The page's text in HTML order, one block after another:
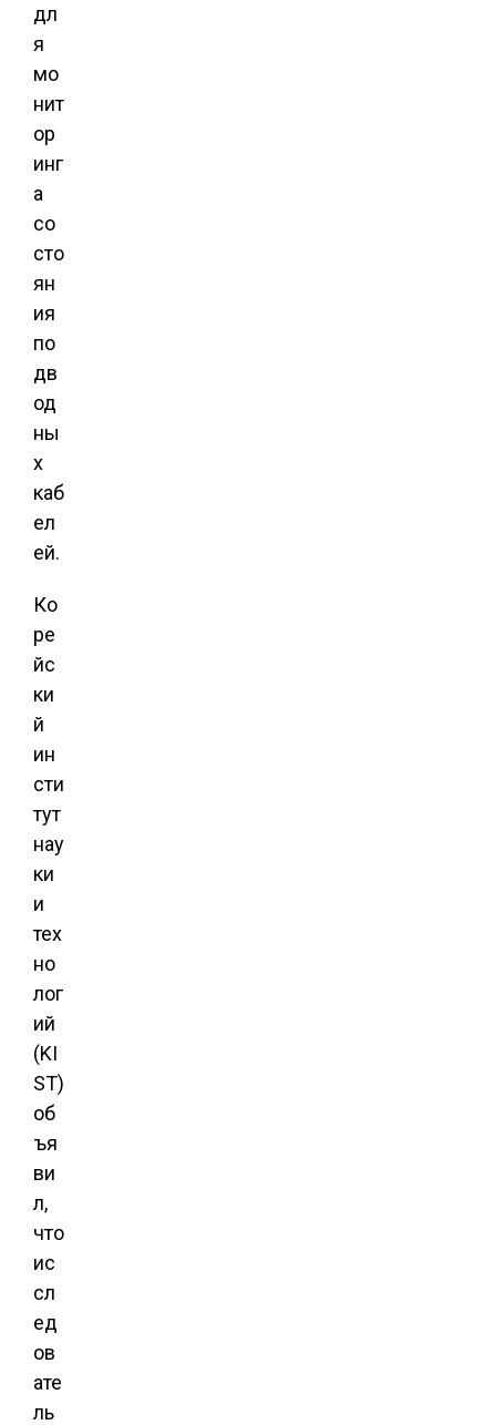
дл
я
мо
нит
ор
инг
а
со
сто
ян
ия
по
дв
од
ны
х
каб
ел
ей.
Ко
ре
йс
ки
й
ин
сти
тут
нау
ки
и
тех
но
лог
ий
(KI
ST)
об
ъя
ви
л,
что
ис
сл
ед
ов
ате
ль